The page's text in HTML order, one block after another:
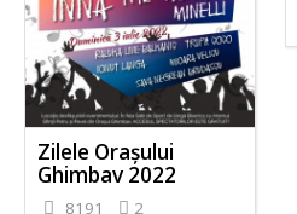
Zilele Orașului
Ghimbav 2022
8191 2